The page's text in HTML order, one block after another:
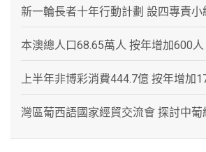
新一輪長者十年行動計劃 設四專責
本澳總人口68.65萬人 按年增加600人
上半年非博彩消費444.7億 按年增加
灣區葡西語國家經貿交流會 探討中